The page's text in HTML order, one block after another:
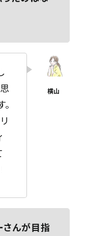
さんが目指